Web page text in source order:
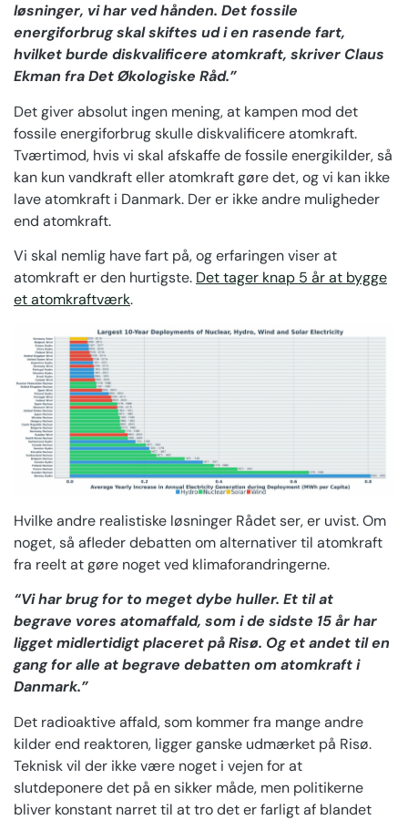
løsninger, vi har ved hånden. Det fossile
energiforbrug skal skiftes ud i en rasende fart,
hvilket burde diskvalificere atomkraft, skriver Claus
Ekman fra Det Økologiske Råd.”
Det giver absolut ingen mening, at kampen mod det
fossile energiforbrug skulle diskvalificere atomkraft.
Tværtimod, hvis vi skal afskaffe de fossile energikilder, så
kan kun vandkraft eller atomkraft gøre det, og vi kan ikke
lave atomkraft i Danmark. Der er ikke andre muligheder
end atomkraft.
Vi skal nemlig have fart på, og erfaringen viser at
atomkraft er den hurtigste. Det tager knap 5 år at bygge
et atomkraftværk.
Hvilke andre realistiske løsninger Rådet ser, er uvist. Om
noget, så afleder debatten om alternativer til atomkraft
fra reelt at gøre noget ved klimaforandringerne.
“Vi har brug for to meget dybe huller. Et til at
begrave vores atomaffald, som i de sidste 15 år har
ligget midlertidigt placeret på Risø. Og et andet til en
gang for alle at begrave debatten om atomkraft i
Danmark.”
Det radioaktive affald, som kommer fra mange andre
kilder end reaktoren, ligger ganske udmærket på Risø.
Teknisk vil der ikke være noget i vejen for at
slutdeponere det på en sikker måde, men politikerne
bliver konstant narret til at tro det er farligt af blandet